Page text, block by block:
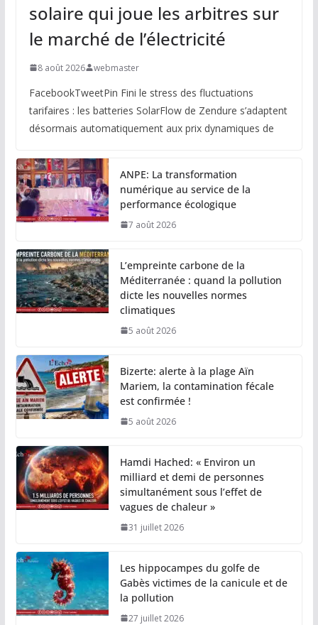
solaire qui joue les arbitres sur
le marché de l’électricité
8 août 2026 webmaster
FacebookTweetPin Fini le stress des fluctuations
tarifaires : les batteries SolarFlow de Zendure s’adaptent
désormais automatiquement aux prix dynamiques de
ANPE: La transformation
numérique au service de la
performance écologique
7 août 2026
L’empreinte carbone de la
Méditerranée : quand la pollution
dicte les nouvelles normes
climatiques
5 août 2026
Bizerte: alerte à la plage Aïn
Mariem, la contamination fécale
est confirmée !
5 août 2026
Hamdi Hached: « Environ un
milliard et demi de personnes
simultanément sous l’effet de
vagues de chaleur »
31 juillet 2026
Les hippocampes du golfe de
Gabès victimes de la canicule et de
la pollution
27 juillet 2026